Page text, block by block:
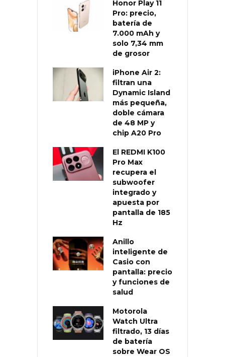
Honor Play 11
Pro: precio,
batería de
7.000 mAh y
solo 7,34 mm
de grosor
iPhone Air 2:
filtran una
Dynamic Island
más pequeña,
doble cámara
de 48 MP y
chip A20 Pro
El REDMI K100
Pro Max
recupera el
subwoofer
integrado y
apuesta por
pantalla de 185
Hz
Anillo
inteligente de
Casio con
pantalla: precio
y funciones de
salud
Motorola
Watch Ultra
filtrado, 13 días
de batería
sobre Wear OS